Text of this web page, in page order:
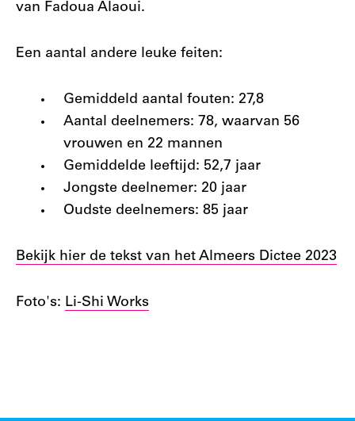
van Fadoua Alaoui.
Een aantal andere leuke feiten:
Gemiddeld aantal fouten: 27,8
Aantal deelnemers: 78, waarvan 56
vrouwen en 22 mannen
Gemiddelde leeftijd: 52,7 jaar
Jongste deelnemer: 20 jaar
Oudste deelnemers: 85 jaar
Bekijk hier de tekst van het Almeers Dictee 2023
Foto's: Li-Shi Works